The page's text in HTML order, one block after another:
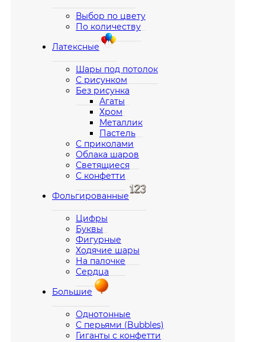
Выбор по цвету
По количеству
Латексные
Шары под потолок
С рисунком
Без рисунка
Агаты
Хром
Металлик
Пастель
С приколами
Облака шаров
Светящиеся
С конфетти
Фольгированные
Цифры
Буквы
Фигурные
Ходячие шары
На палочке
Сердца
Большие
Однотонные
С перьями (Bubbles)
Гиганты с конфетти